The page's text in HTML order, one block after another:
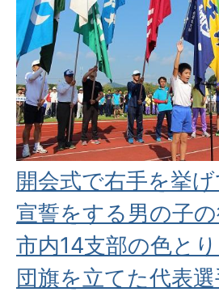
開会式で右手を挙
宣誓をする男の子
市内14支部の色と
団旗を立てた代表